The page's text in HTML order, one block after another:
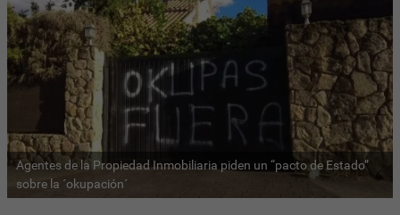
Agentes de la Propiedad Inmobiliaria piden un “pacto de Estado”
sobre la ´okupación´